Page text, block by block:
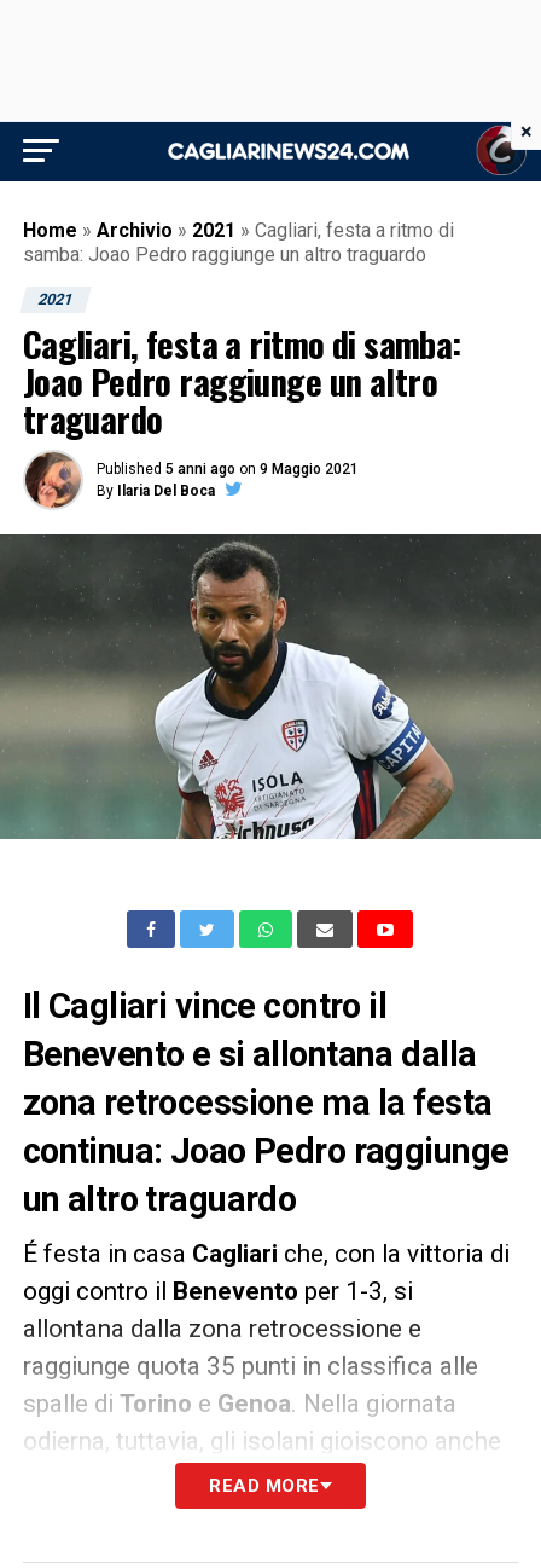
Home » Archivio » 2021 » Cagliari, festa a ritmo di
samba: Joao Pedro raggiunge un altro traguardo
2021
Cagliari, festa a ritmo di samba:
Joao Pedro raggiunge un altro
traguardo
Published 5 anni ago on 9 Maggio 2021
By
Ilaria Del Boca
Il Cagliari vince contro il
Benevento e si allontana dalla
zona retrocessione ma la festa
continua: Joao Pedro raggiunge
un altro traguardo
É festa in casa Cagliari che, con la vittoria di
oggi contro il Benevento per 1-3, si
allontana dalla zona retrocessione e
raggiunge quota 35 punti in classifica alle
spalle di Torino e Genoa. Nella giornata
odierna, tuttavia, gli isolani gioiscono anche
per un altro traguardo raggiunto dal capitano
READ MORE
×